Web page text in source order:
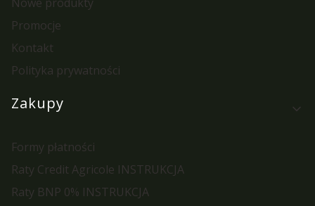
Promocje
Kontakt
Polityka prywatności
Zakupy
Formy płatności
Raty Credit Agricole INSTRUKCJA
Raty BNP 0% INSTRUKCJA